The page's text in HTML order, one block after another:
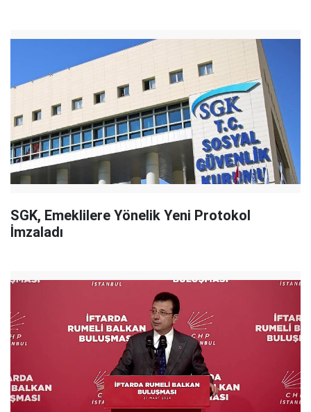
SGK, Emeklilere Yönelik Yeni Protokol
İmzaladı